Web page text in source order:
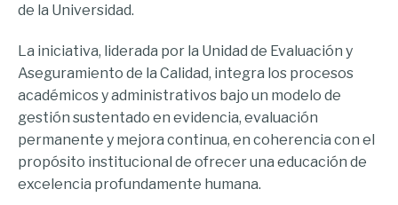
de la Universidad.
La iniciativa, liderada por la Unidad de Evaluación y
Aseguramiento de la Calidad, integra los procesos
académicos y administrativos bajo un modelo de
gestión sustentado en evidencia, evaluación
permanente y mejora continua, en coherencia con el
propósito institucional de ofrecer una educación de
excelencia profundamente humana.